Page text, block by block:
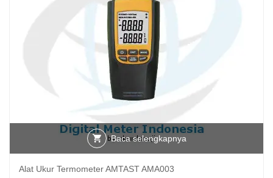
Baca selengkapnya
Alat Ukur Termometer AMTAST AMA003